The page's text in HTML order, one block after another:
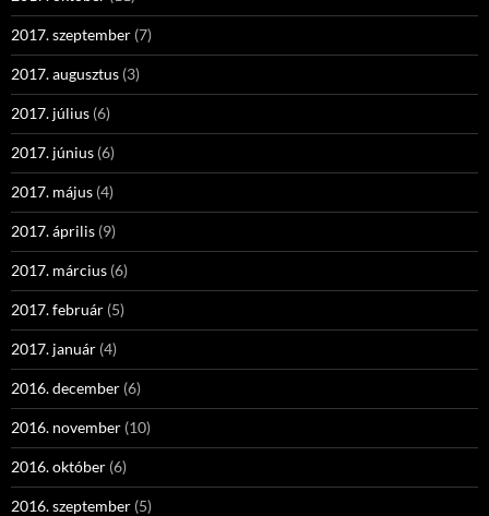
2017. szeptember (7)
2017. augusztus (3)
2017. július (6)
2017. június (6)
2017. május (4)
2017. április (9)
2017. március (6)
2017. február (5)
2017. január (4)
2016. december (6)
2016. november (10)
2016. október (6)
2016. szeptember (5)